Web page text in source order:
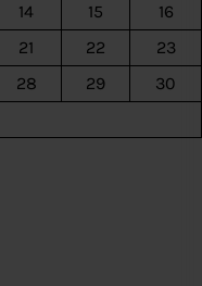
14 15
16
21 22
23
28 29
30